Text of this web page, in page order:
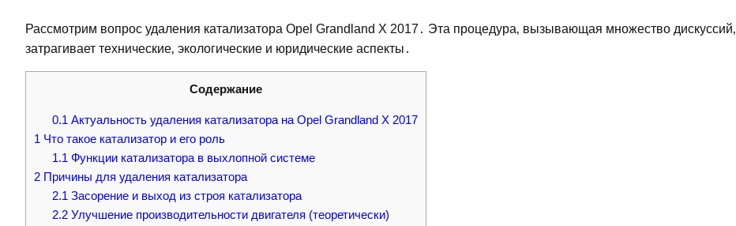
Рассмотрим вопрос удаления катализатора Opel Grandland X 2017․ Эта процедура‚ вызывающая множество дискуссий‚
затрагивает технические‚ экологические и юридические аспекты․
Содержание
0.1 Актуальность удаления катализатора на Opel Grandland X 2017
1 Что такое катализатор и его роль
1.1 Функции катализатора в выхлопной системе
2 Причины для удаления катализатора
2.1 Засорение и выход из строя катализатора
2.2Улучшение производительности двигателя (теоретически)